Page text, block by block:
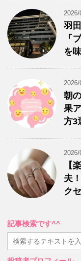
2026/
羽
「
を
2026/
朝
果
方3
2026/
【
夫
ク
記事検索です^^